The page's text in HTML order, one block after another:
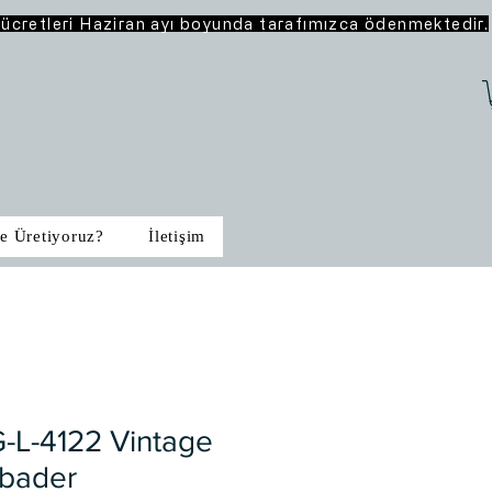
Haziran ayı boyunda tarafımızca ödenmektedir.
Üretiyoruz? İletişim
L-4122 Vintage